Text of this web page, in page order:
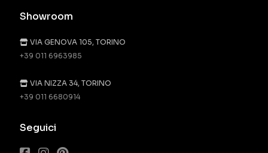
Showroom
VIA GENOVA 105, TORINO
+39 011 6963985
VIA NIZZA 34, TORINO
+39 011 6680914
Seguici